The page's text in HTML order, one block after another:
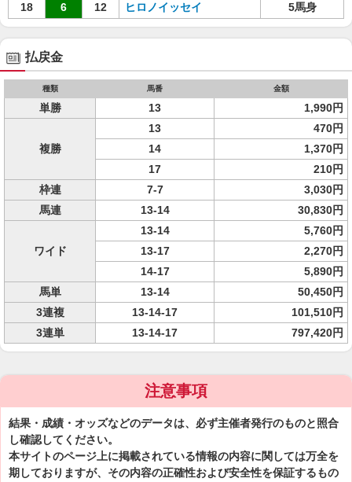
18
6 12 ヒロノイッセイ 5馬身
払戻金
種類 馬番 金額
単勝 13 1,990円
複勝
13
470円
14
1,370円
17
210円
枠連
7-7
3,030円
馬連
13-14 30,830円
ワイド
13-14
5,760円
13-17
2,270円
14-17
5,890円
馬単
13-14
50,450円
3連複
13-14-17
101,510円
3連単
13-14-17 797,420円
注意事項
結果・成績・オッズなどのデータは、必ず主催者発行のものと照合
し確認してください。
本サイトのページ上に掲載されている情報の内容に関しては万全を
期しておりますが、その内容の正確性および安全性を保証するもの